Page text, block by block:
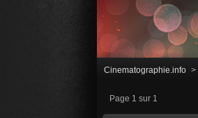
Cinematographie.info >
Page 1 sur 1